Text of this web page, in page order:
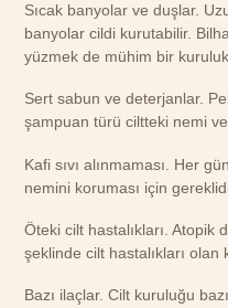
Sıcak banyolar ve duşlar.
banyolar cildi kurutabilir.
yüzmek de mühim bir
Sert sabun ve deterjanlar.
şampuan türü ciltteki nemi
Kafi sıvı alınmaması. Her
nemini koruması için
Öteki cilt hastalıkları. Atopik
şeklinde cilt hastalıkları
Bazı ilaçlar. Cilt kuruluğu